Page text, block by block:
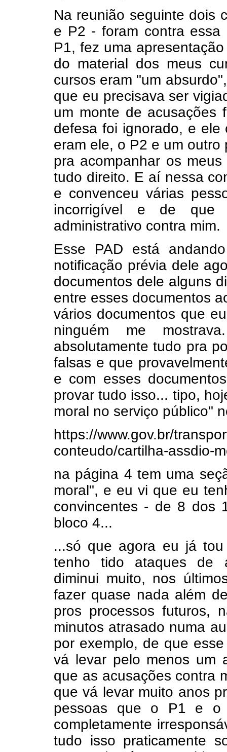
Na reunião seguinte dois
e P2 - foram contra essa
P1, fez uma
do material dos meus
cursos eram "um
que eu precisava ser
um monte de acusações
defesa foi ignorado, e ele
eram ele, o P2 e um
pra acompanhar os
tudo direito. E aí nessa
e convenceu várias
incorrigível e de que
administrativo contra mim.
Esse PAD está
notificação prévia dele
documentos dele alguns
entre esses documentos
vários documentos que
ninguém me
absolutamente tudo pra
falsas e que
e com esses
provar tudo isso... tipo,
moral no serviço público"
https://www.gov.br/
conteudo/cartilha-assdio-
na página 4 tem uma
moral", e eu vi que eu
convincentes - de 8 dos
bloco 4...
...só que agora eu já tou
tenho tido ataques de
diminui muito, nos
fazer quase nada além
pros processos futuros,
minutos atrasado numa
por exemplo, de que
vá levar pelo menos um
que as acusações contra
que vá levar muito anos
pessoas que o P1 e o
completamente
tudo isso praticamente